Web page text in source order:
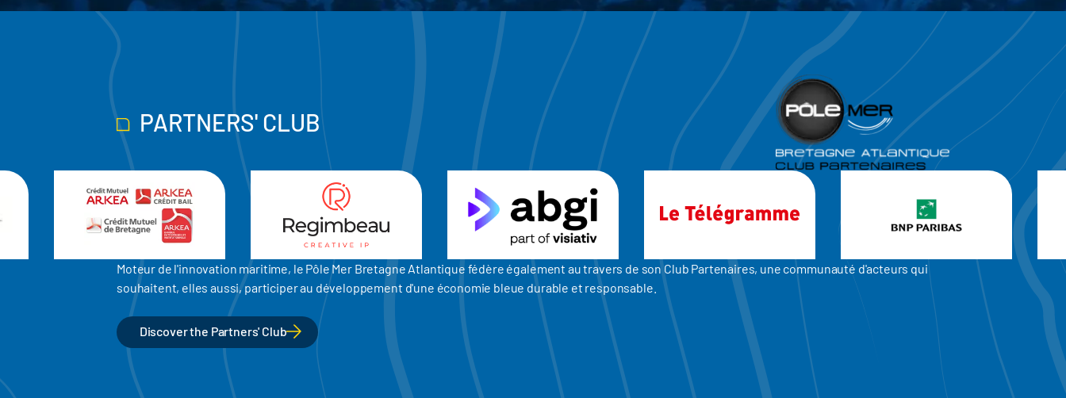
PARTNERS' CLUB
Moteur de l'innovation maritime, le Pôle Mer Bretagne Atlantique fédère également au travers de son Club Partenaires, une communauté d'acteurs qui
souhaitent, elles aussi, participer au développement d'une économie bleue durable et responsable.
Discover the Partners' Club